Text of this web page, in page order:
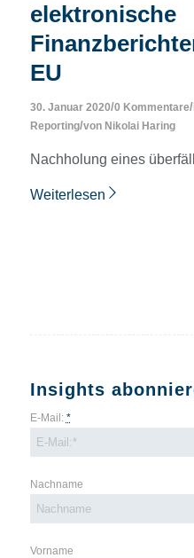
elektronische
EU
30. Januar 2020/0 Kommentare/
Reporting/von Nikolai Haring
Nachholung eines
Weiterlesen
Insights
E-Mail: *
Nachname
Vorname